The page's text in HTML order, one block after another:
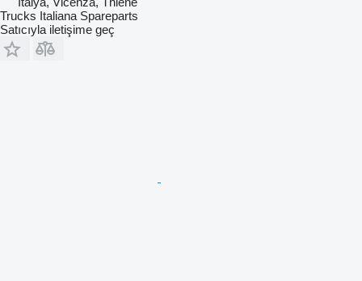
Trucks Italiana Spareparts
Satıcıyla iletişime geç